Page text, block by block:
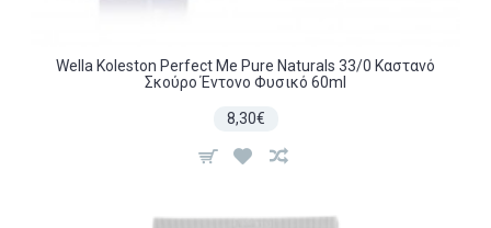
Wella Koleston Perfect Me Pure Naturals 33/0 Καστανό
Σκούρο Έντονο Φυσικό 60ml
8,30€